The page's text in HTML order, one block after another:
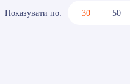
Показувати по: 30 50